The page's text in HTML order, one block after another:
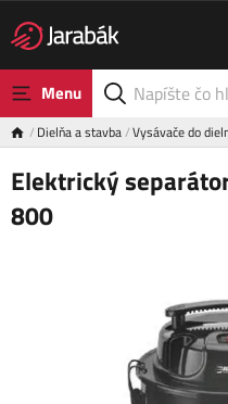
Menu
Dielňa a stavba Vysávače do
Elektrický
800